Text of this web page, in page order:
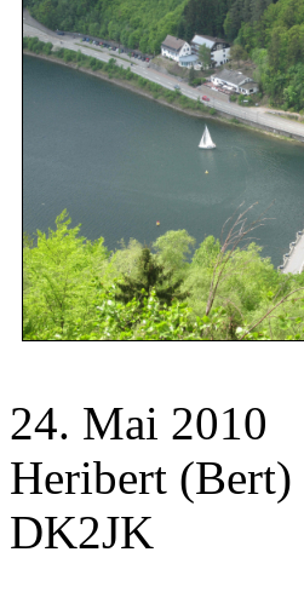
24. Mai 2010
Heribert (Bert)
DK2JK